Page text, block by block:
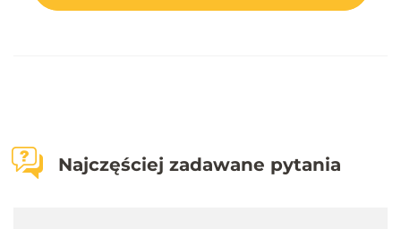
Najczęściej zadawane pytania